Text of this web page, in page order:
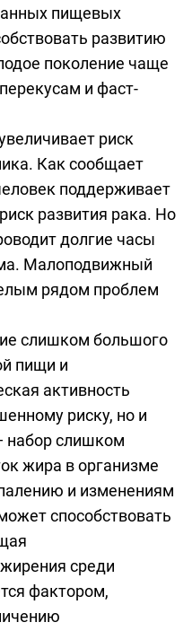
пищевых
развитию
поколение чаще
и фаст-
риск
Как сообщает
поддерживает
развития рака. Но
долгие часы
Малоподвижный
рядом проблем
слишком большого
пищи и
активность
риску, но и
набор слишком
жира в организме
и изменениям
способствовать
среди
фактором,